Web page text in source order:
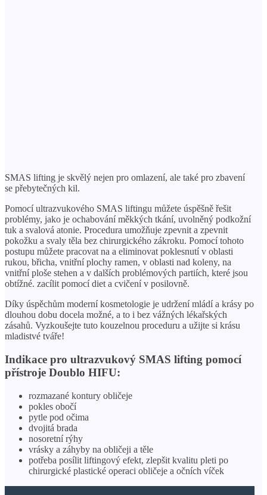
SMAS lifting je skvělý nejen pro omlazení, ale také pro zbavení
se přebytečných kil.
Pomocí ultrazvukového SMAS liftingu můžete úspěšně řešit
problémy, jako je ochabování měkkých tkání, uvolněný podkožní
tuk a svalová atonie. Procedura umožňuje zpevnit a zpevnit
pokožku a svaly těla bez chirurgického zákroku. Pomocí tohoto
postupu můžete pracovat na a eliminovat poklesnutí v oblasti
rukou, břicha, vnitřní plochy ramen, v oblasti nad koleny, na
vnitřní ploše stehen a v dalších problémových partiích, které jsou
obtížné. zacílit pomocí diet a cvičení v posilovně.
Díky úspěchům moderní kosmetologie je udržení mládí a krásy po
dlouhou dobu docela možné, a to i bez vážných lékařských
zásahů. Vyzkoušejte tuto kouzelnou proceduru a užijte si krásu
mladistvé tváře!
Indikace pro ultrazvukový SMAS lifting pomocí
přístroje Doublo HIFU:
rozmazané kontury obličeje
pokles obočí
pytle pod očima
dvojitá brada
nosoretní rýhy
vrásky a záhyby na obličeji a těle
potřeba posílit liftingový efekt, zlepšit kvalitu pleti po
chirurgické plastické operaci obličeje a očních víček